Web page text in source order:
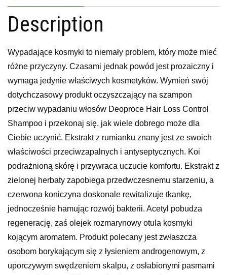
Description
Wypadające kosmyki to niemały problem, który może mieć
różne przyczyny. Czasami jednak powód jest prozaiczny i
wymaga jedynie właściwych kosmetyków. Wymień swój
dotychczasowy produkt oczyszczający na szampon
przeciw wypadaniu włosów Deoproce Hair Loss Control
Shampoo i przekonaj się, jak wiele dobrego może dla
Ciebie uczynić. Ekstrakt z rumianku znany jest ze swoich
właściwości przeciwzapalnych i antyseptycznych. Koi
podrażnioną skórę i przywraca uczucie komfortu. Ekstrakt z
zielonej herbaty zapobiega przedwczesnemu starzeniu, a
czerwona koniczyna doskonale rewitalizuje tkankę,
jednocześnie hamując rozwój bakterii. Acetyl pobudza
regenerację, zaś olejek rozmarynowy otula kosmyki
kojącym aromatem. Produkt polecany jest zwłaszcza
osobom borykającym się z łysieniem androgenowym, z
uporczywym swędzeniem skalpu, z osłabionymi pasmami